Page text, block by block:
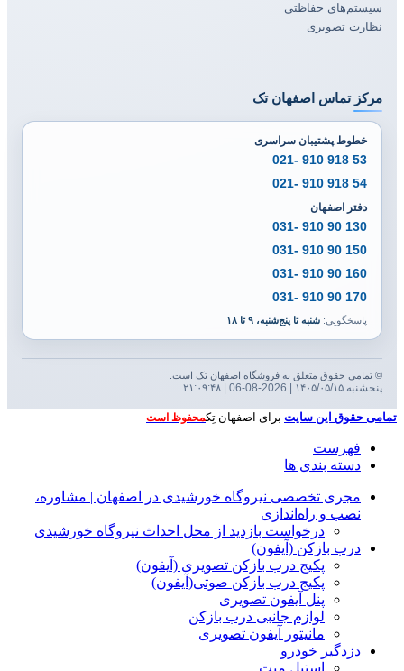
سیستم‌های حفاظتی
نظارت تصویری
مرکز تماس اصفهان تک
خطوط پشتیبان سراسری
53 918 910 -021
54 918 910 -021
دفتر اصفهان
130 90 910 -031
150 90 910 -031
160 90 910 -031
170 90 910 -031
پاسخگویی: شنبه تا پنج‌شنبه، ۹ تا ۱۸
© تمامی حقوق متعلق به فروشگاه اصفهان تک است.
پنجشنبه ۱۴۰۵/۰۵/۱۵ | 2026-08-06 | ۲۱:۰۹:۴۹
تمامی حقوق این سایت برای اصفهان تِکمحفوظ است
فهرست
دسته بندی ها
مجری تخصصی نیروگاه خورشیدی در اصفهان | مشاوره،
نصب و راه‌اندازی
درخواست بازدید از محل احداث نیروگاه خورشیدی
درب بازکن (آیفون)
پکیج درب بازکن تصویری (آیفون)
پکیج درب بازکن صوتی(آیفون)
پنل آیفون تصویری
لوازم جانبی درب بازکن
مانیتور آیفون تصویری
دزدگیر خودرو